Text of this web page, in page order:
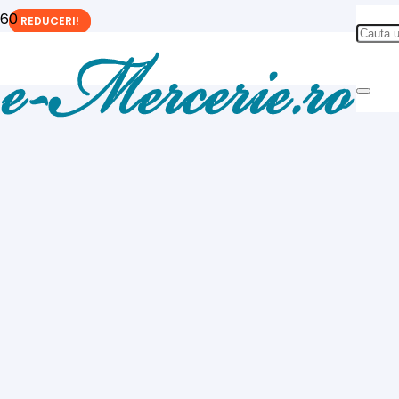
REDUCERI!
REDUCERI!